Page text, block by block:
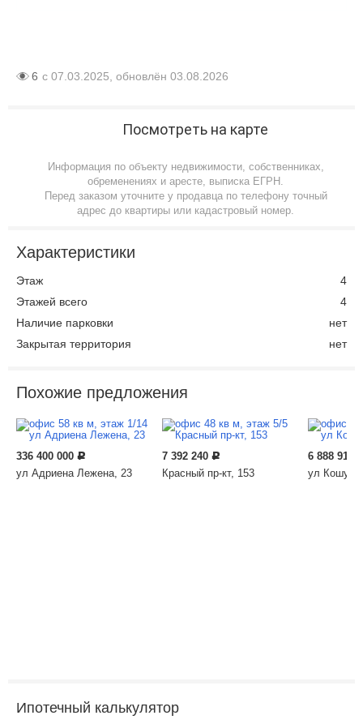
6 с 07.03.2025, обновлён 03.08.2026
Посмотреть на карте
Информация по объекту недвижимости, собственниках,
обременениях и аресте, выписка ЕГРН.
Перед заказом уточните у продавца по телефону точный
адрес до квартиры или кадастровый номер.
Характеристики
Этаж
4
Этажей всего
4
Наличие парковки
нет
Закрытая территория
нет
Похожие предложения
336 400 000 Р
ул Адриена Лежена, 23
7 392 240 Р
Красный пр-кт, 153
6 888 910
ул
Ипотечный калькулятор